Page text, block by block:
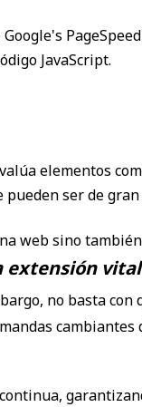
JavaScript.
elementos
ser de
web sino
extensión
no basta
cambiantes